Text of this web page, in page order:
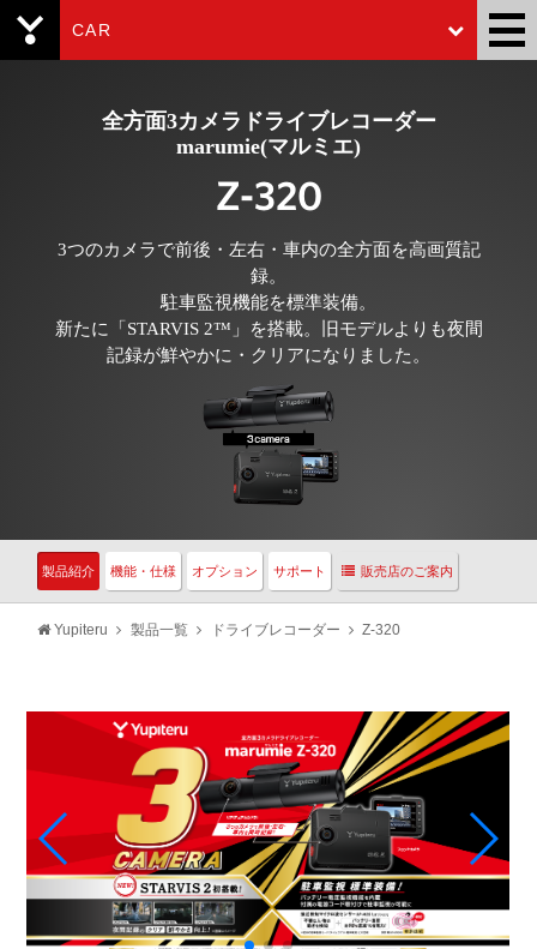
CAR
全方面3カメラドライブレコーダー
marumie(マルミエ)
Z-320
3つのカメラで前後・左右・車内の全方面を高画質記
録。
駐車監視機能を標準装備。
新たに「STARVIS 2™」を搭載。旧モデルよりも夜間
記録が鮮やかに・クリアになりました。
製品紹介 機能・仕様 オプション サポート 販売店のご案内
Yupiteru 製品一覧 ドライブレコーダー Z-320